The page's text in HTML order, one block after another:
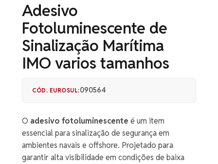
Adesivo
Fotoluminescente de
Sinalização Marítima
IMO varios tamanhos
CÓD. EUROSUL:090564
O adesivo fotoluminescente é um item
essencial para sinalização de segurança em
ambientes navais e offshore. Projetado para
garantir alta visibilidade em condições de baixa